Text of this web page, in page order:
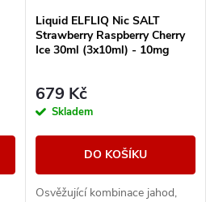
Liquid ELFLIQ Nic SALT
Strawberry Raspberry Cherry
Ice 30ml (3x10ml) - 10mg
679 Kč
Skladem
DO KOŠÍKU
Osvěžující kombinace jahod,